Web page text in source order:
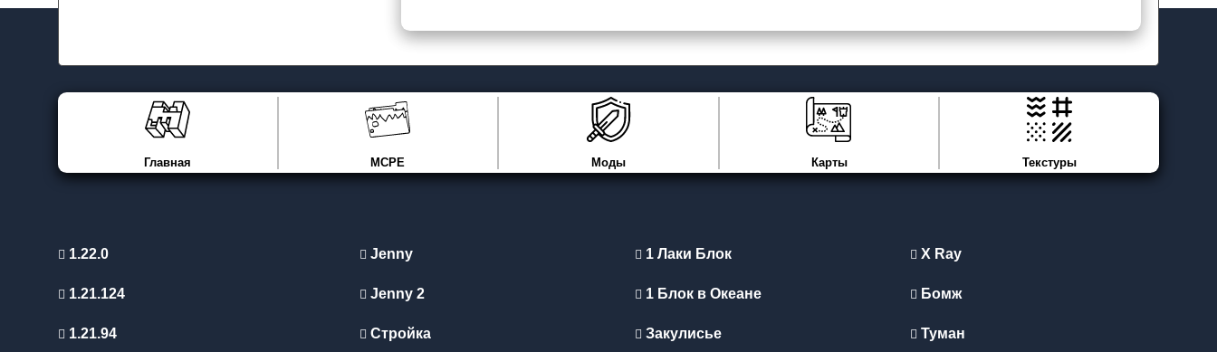
Главная MCPE Моды Карты Текстуры
1.22.0
1.21.124
1.21.94
Jenny
Jenny 2
Стройка
1 Лаки Блок
1 Блок в Океане
Закулисье
X Ray
Бомж
Туман